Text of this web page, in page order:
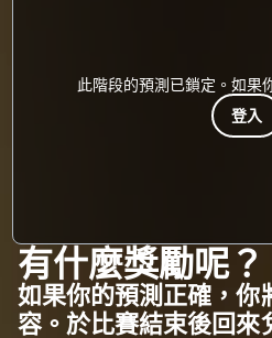
此階段的預測已鎖定。如果
登入
有什麼獎勵呢？
如果你的預測正確，你
容。於比賽結束後回來